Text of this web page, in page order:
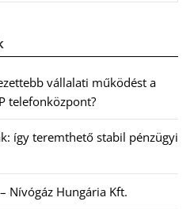
vállalati működést a
telefonközpont?
így teremthető stabil pénzügyi
Nívógáz Hungária Kft.